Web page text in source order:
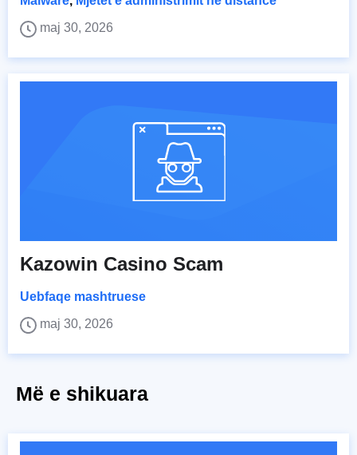
maj 30, 2026
Kazowin Casino Scam
Uebfaqe mashtruese
maj 30, 2026
Më e shikuara